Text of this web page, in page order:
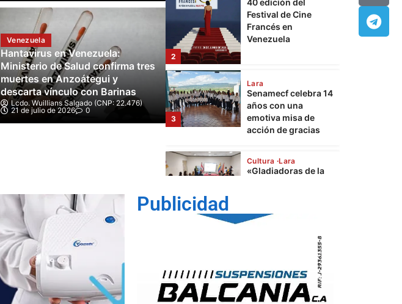
Venezuela
Hantavirus en Venezuela:
Ministerio de Salud confirma tres
muertes en Anzoátegui y
descarta vínculo con Barinas
Lcdo. Wuillians Salgado (CNP: 22.476)
21 de julio de 2026
0
Mundo
Abelardo de la Espriella gana la
Presidencia de Colombia tras una
reñida segunda vuelta
Lcdo. Wuillians Salgado (CNP: 22.476) 21 de junio de 2026 0
Mundo
años con una
emotiva misa de
acción de gracias
4
vida»: Rinde
homenaje a las
mujeres que
sostienen a
Palestina
Cultura Lara
Del joropo al
venezolana a la FIFA
1
Trabajadores de
Corpoelec eligen
Comisión Electoral
Publicidad